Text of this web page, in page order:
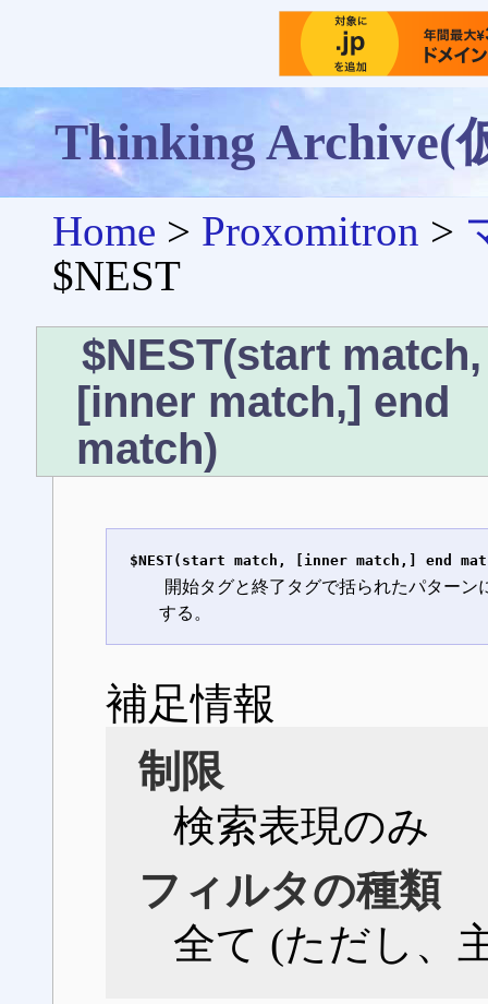
Thinking Archive(
Home > Proxomitron >
$NEST
$NEST(start match,
[inner match,] end
match)
$NEST(start match, [inner match,] end
開始タグと終了タグで括られたパター
する。
補足情報
制限
検索表現のみ
フィルタの種類
全て (ただし、